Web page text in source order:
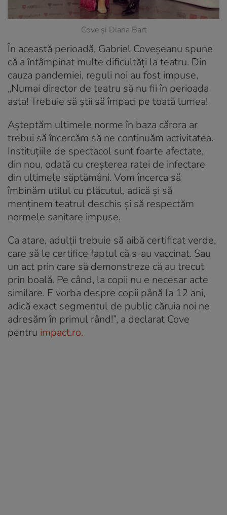
Cove și Diana Bart
În această perioadă, Gabriel Coveșeanu spune
că a întâmpinat multe dificultăți la teatru. Din
cauza pandemiei, reguli noi au fost impuse,
„Numai director de teatru să nu fii în perioada
asta! Trebuie să știi să împaci pe toată lumea!
Așteptăm ultimele norme în baza cărora ar
trebui să încercăm să ne continuăm activitatea.
Instituțiile de spectacol sunt foarte afectate,
din nou, odată cu creșterea ratei de infectare
din ultimele săptămâni. Vom încerca să
îmbinăm utilul cu plăcutul, adică și să
menținem teatrul deschis și să respectăm
normele sanitare impuse.
Ca atare, adulții trebuie să aibă certificat verde,
care să le certifice faptul că s-au vaccinat. Sau
un act prin care să demonstreze că au trecut
prin boală. Pe când, la copii nu e necesar acte
similare. E vorba despre copii până la 12 ani,
adică exact segmentul de public căruia noi ne
adresăm în primul rând!”, a declarat Cove
pentru impact.ro.